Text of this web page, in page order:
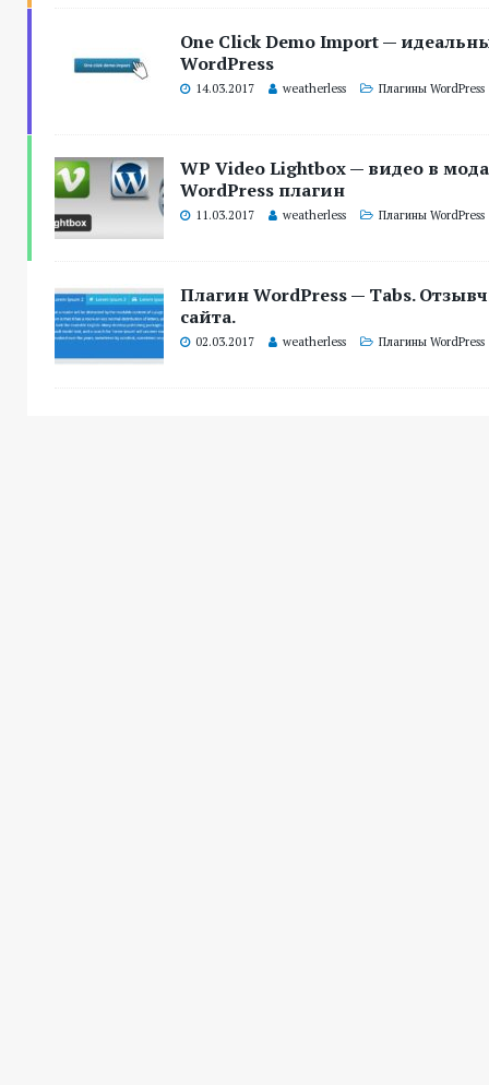
One Click Demo Import —
WordPress
14.03.2017 weatherless Плагины WordPress
WP Video Lightbox — видео в
WordPress плагин
11.03.2017 weatherless Плагины WordPress
Плагин WordPress — Tabs.
сайта.
02.03.2017 weatherless Плагины WordPress